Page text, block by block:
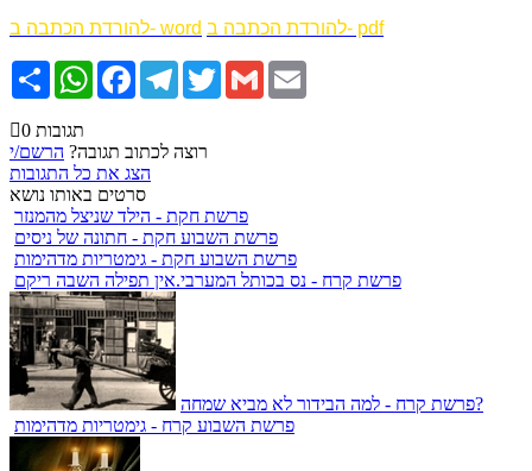
להורדת הכתבה ב- word להורדת הכתבה ב- pdf
שתף WhatsAppFacebookTelegramTwitterGmail
0 תגובות
רוצה לכתוב תגובה? הרשם/י
הצג את כל התגובות
סרטים באותו נושא
פרשת חקת - הילד שניצל מהמנזר
פרשת השבוע חקת - חתונה של ניסים
פרשת השבוע חקת - גימטריות מדהימות
פרשת קרח - נס בכותל המערבי.אין תפילה השבה ריקם
פרשת קרח - למה הבידור לא מביא שמחה?
פרשת השבוע קרח - גימטריות מדהימות